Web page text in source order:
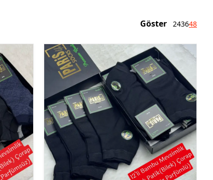
Göster 243648